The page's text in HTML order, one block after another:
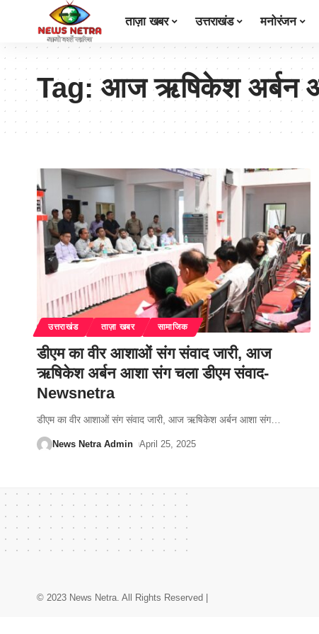
ताज़ा खबर उत्तराखंड मनोरंजन
Tag:आज ऋषिकेश अर्बन
उत्तराखंड ताज़ा खबर सामाजिक
डीएम का वीर आशाओं संग संवाद जारी, आज
ऋषिकेश अर्बन आशा संग चला डीएम संवाद-
Newsnetra
डीएम का वीर आशाओं संग संवाद जारी, आज ऋषिकेश अर्बन आशा संग…
News Netra Admin April 25, 2025
© 2023 News Netra. All Rights Reserved |